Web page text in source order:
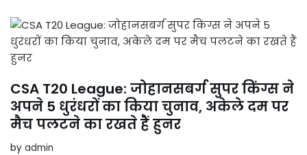
CSA T20 League: जोहानसबर्ग सुपर किंग्स ने
अपने 5 धुरंधरों का किया चुनाव, अकेले दम पर
मैच पलटने का रखते हैं हुनर
by admin